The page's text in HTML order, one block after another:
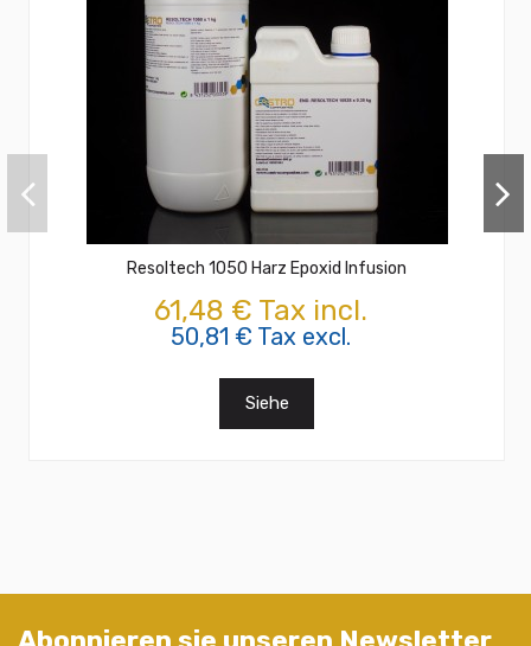
Resoltech 1050 Harz Epoxid Infusion
61,48 € Tax incl.
50,81 € Tax excl.
Siehe